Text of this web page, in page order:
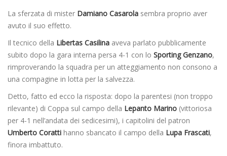
La sferzata di mister Damiano Casarola sembra proprio aver
avuto il suo effetto.
Il tecnico della Libertas Casilina aveva parlato pubblicamente
subito dopo la gara interna persa 4-1 con lo Sporting Genzano,
rimproverando la squadra per un atteggiamento non consono a
una compagine in lotta per la salvezza.
Detto, fatto ed ecco la risposta: dopo la parentesi (non troppo
rilevante) di Coppa sul campo della Lepanto Marino (vittoriosa
per 4-1 nell’andata dei sedicesimi), i capitolini del patron
Umberto Coratti hanno sbancato il campo della Lupa Frascati,
finora imbattuto.